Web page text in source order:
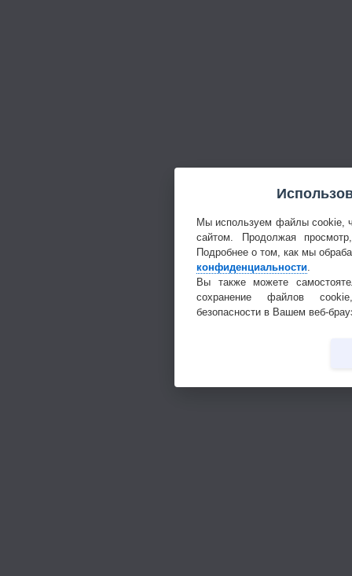
Мы используем файлы cookie,
сайтом. Продолжая
Подробнее о том, как мы
конфиденциальности
Вы также можете
сохранение файлов
безопасности в Вашем веб-